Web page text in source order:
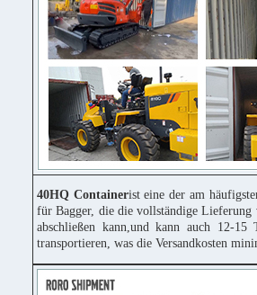
40HQ Containerist eine der am
für Bagger, die die vollständige Lieferung
abschließen kann,und kann auch 12-15
transportieren, was die Versandkosten